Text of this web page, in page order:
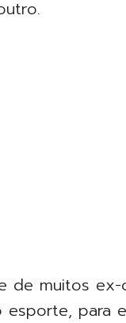
de muitos
para